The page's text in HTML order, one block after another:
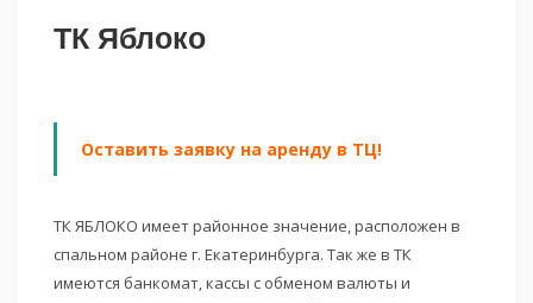
ТК Яблоко
Оставить заявку на аренду в ТЦ!
ТК ЯБЛОКО имеет районное значение, расположен в
спальном районе г. Екатеринбурга. Так же в ТК
имеются банкомат‚ кассы с обменом валюты и